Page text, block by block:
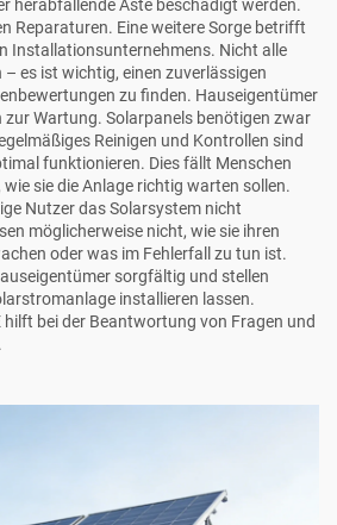
herabfallende Äste beschädigt werden.
Reparaturen. Eine weitere Sorge betrifft
Installationsunternehmens. Nicht alle
es ist wichtig, einen zuverlässigen
zu finden. Hauseigentümer
zur Wartung. Solarpanels benötigen zwar
Reinigen und Kontrollen sind
funktionieren. Dies fällt Menschen
sie die Anlage richtig warten sollen.
Nutzer das Solarsystem nicht
möglicherweise nicht, wie sie ihren
oder was im Fehlerfall zu tun ist.
sorgfältig und stellen
installieren lassen.
hilft bei der Beantwortung von Fragen und